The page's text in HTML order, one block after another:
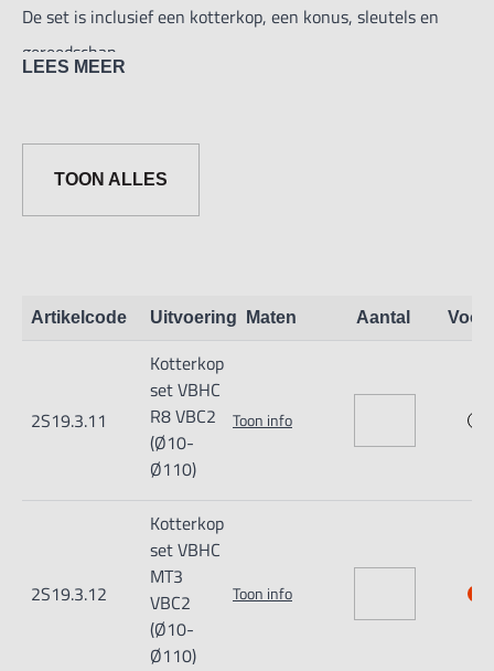
De set is inclusief een kotterkop, een konus, sleutels en
gereedschap.
LEES MEER
TOON ALLES
Artikelcode Uitvoering Maten Aantal
2S19.3.11
Kotterkop
set VBHC
R8 VBC2
(Ø10-
Ø110)
Toon info
2S19.3.12
Kotterkop
set VBHC
MT3
VBC2
(Ø10-
Ø110)
Toon info